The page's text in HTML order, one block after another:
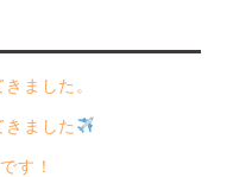
ました。
ました
す！